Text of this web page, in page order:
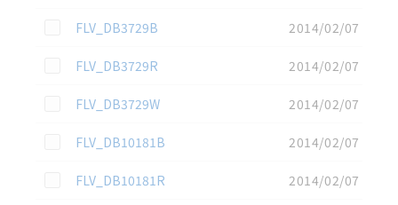
この資料を選択
FLV_DB3729B
2014/02/07
この資料を選択
FLV_DB3729R
2014/02/07
この資料を選択
FLV_DB3729W
2014/02/07
この資料を選択
FLV_DB10181B
2014/02/07
この資料を選択
FLV_DB10181R
2014/02/07